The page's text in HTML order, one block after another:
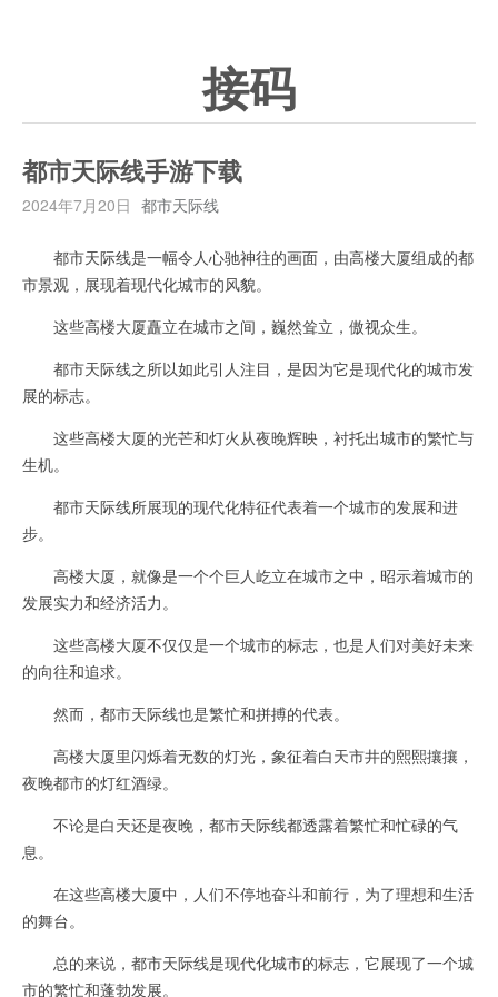
接码
都市天际线手游下载
2024年7月20日 都市天际线
都市天际线是一幅令人心驰神往的画面，由高楼大厦组成的都
市景观，展现着现代化城市的风貌。
这些高楼大厦矗立在城市之间，巍然耸立，傲视众生。
都市天际线之所以如此引人注目，是因为它是现代化的城市发
展的标志。
这些高楼大厦的光芒和灯火从夜晚辉映，衬托出城市的繁忙与
生机。
都市天际线所展现的现代化特征代表着一个城市的发展和进
步。
高楼大厦，就像是一个个巨人屹立在城市之中，昭示着城市的
发展实力和经济活力。
这些高楼大厦不仅仅是一个城市的标志，也是人们对美好未来
的向往和追求。
然而，都市天际线也是繁忙和拼搏的代表。
高楼大厦里闪烁着无数的灯光，象征着白天市井的熙熙攘攘，
夜晚都市的灯红酒绿。
不论是白天还是夜晚，都市天际线都透露着繁忙和忙碌的气
息。
在这些高楼大厦中，人们不停地奋斗和前行，为了理想和生活
的舞台。
总的来说，都市天际线是现代化城市的标志，它展现了一个城
市的繁忙和蓬勃发展。